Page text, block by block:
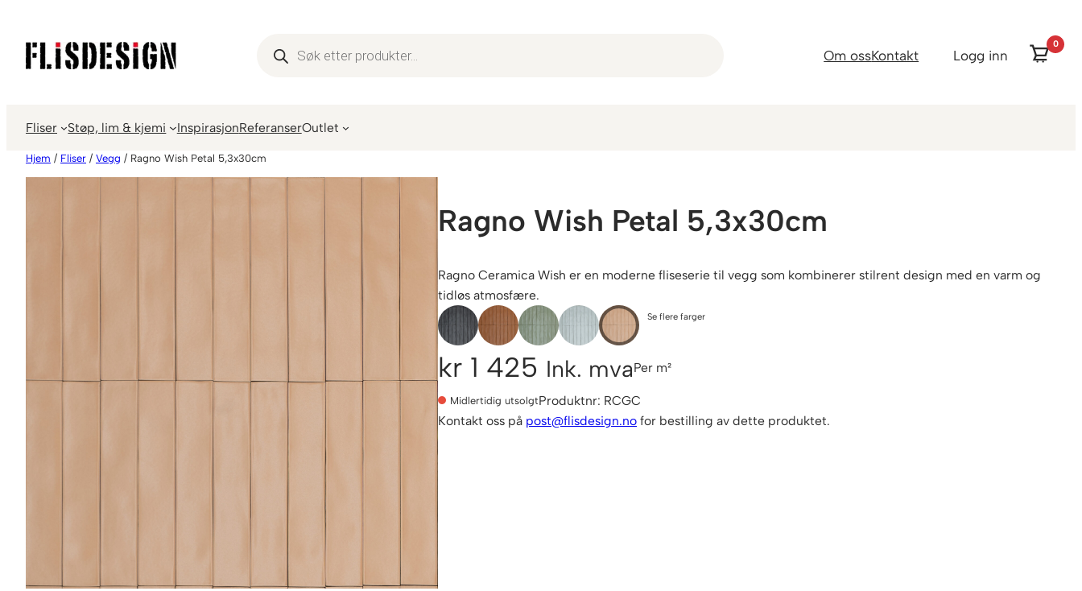
innhold
search Om ossKontakt Logg inn
0
Fliser Støp, lim & kjemi InspirasjonReferanserOutlet
Hjem / Fliser / Vegg / Ragno Wish Petal 5,3x30cm
Ragno Wish Petal 5,3x30cm
Ragno Ceramica Wish er en moderne fliseserie til vegg som kombinerer stilrent design med en varm og
tidløs atmosfære.
Se flere farger
kr 1 425 Ink. mvaPer m²
Midlertidig utsolgtProduktnr: RCGC
Kontakt oss på post@flisdesign.no for bestilling av dette produktet.